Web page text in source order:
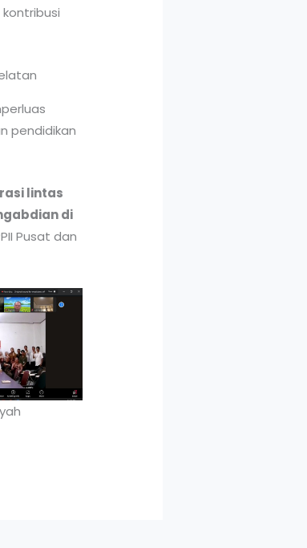
pendidikan
lintas
di
Pusat dan